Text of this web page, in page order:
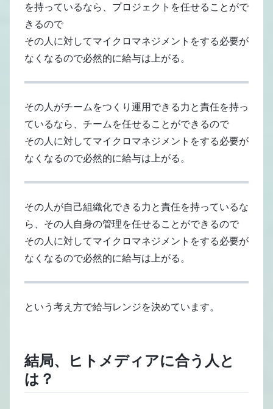
を持っているなら、プロジェクトを任せることがで
きるので
その人に対してマイクロマネジメントをする必要が
なくなるので必然的に給与は上がる。
その人がチームをつくり運用できる力と責任を持っ
ているなら、チームを任せることができるので
その人に対してマイクロマネジメントをする必要が
なくなるので必然的に給与は上がる。
その人が自己組織化できる力と責任を持っているな
ら、その人自身の管理を任せることができるので
その人に対してマイクロマネジメントをする必要が
なくなるので必然的に給与は上がる。
という考え方で給与レンジを決めています。
結局、ヒトメディアに合う人と
は？